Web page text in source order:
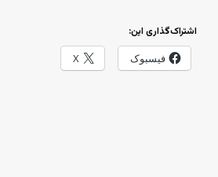
اشتراک‌گذاری این:
فیسبوک
X